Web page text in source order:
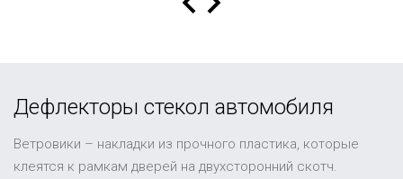
Дефлекторы стекол автомобиля
Ветровики – накладки из прочного пластика, которые
клеятся к рамкам дверей на двухсторонний скотч.